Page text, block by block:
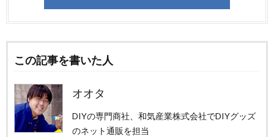
この記事を書いた人
オオタ
DIYの専門商社、和気産業株式会社でDIYグッズ
のネット通販を担当